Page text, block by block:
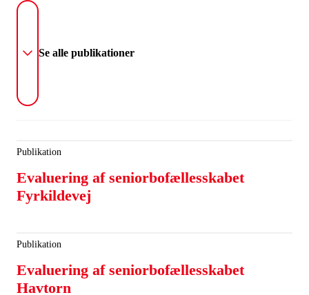
Se alle publikationer
Publikation
Evaluering af seniorbofællesskabet
Fyrkildevej
Publikation
Evaluering af seniorbofællesskabet
Havtorn